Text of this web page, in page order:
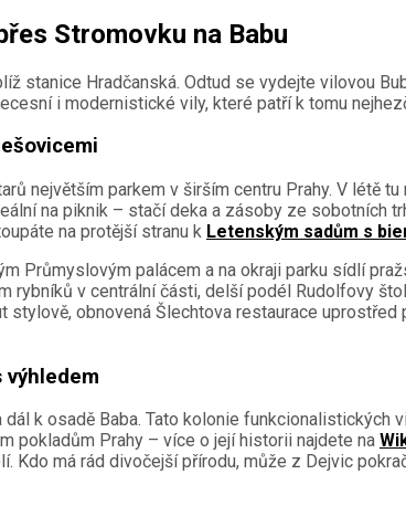
Stromovku na Babu
stanice Hradčanská. Odtud se vydejte vilovou
i modernistické vily, které patří k tomu
největším parkem v širším centru Prahy. V létě
na piknik – stačí deka a zásoby ze sobotních
na protější stranu k Letenským sadům s
Průmyslovým palácem a na okraji parku sídlí
rybníků v centrální části, delší podél Rudolfovy
obnovená Šlechtova restaurace
výhledem
k osadě Baba. Tato kolonie funkcionalistických
pokladům Prahy – více o její historii najdete na
Kdo má rád divočejší přírodu, může z Dejvic